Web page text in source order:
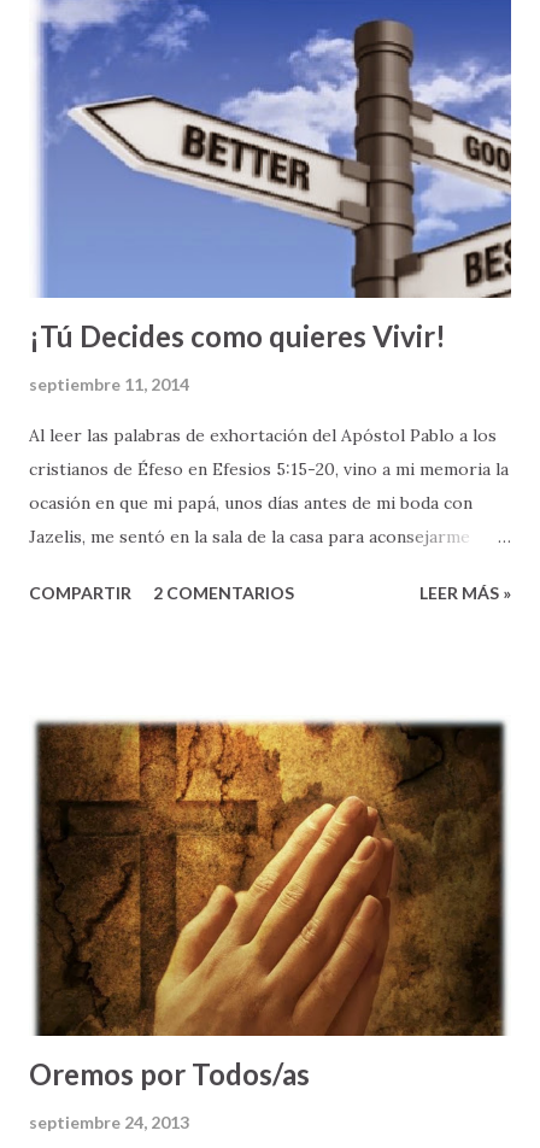
equipo, no lo pueden hacer bien – lo más seguro pierden.
Un momento crucial en las carreras de relevo es cuando los
corredores se pasan el batón de uno al otro para continuar
avanzando en la carrera. Si el batón no se pasa bien, el
equipo se atrasa. Si el batón se cae, lo más seguro la
carrera se pierde. Pero, si en el momento del pase de batón
todo sale bien – lo más seguro el fluir de la carrera será
¡Tú Decides como quieres Vivir!
septiembre 11, 2014
Al leer las palabras de exhortación del Apóstol Pablo a los
cristianos de Éfeso en Efesios 5:15-20, vino a mi memoria la
ocasión en que mi papá, unos días antes de mi boda con
Jazelis, me sentó en la sala de la casa para aconsejarme
Mi papá, como si hubiera leído este pasaje de la Biblia, me
adulto, como esposo, y eventualmente padre, yo tendría
muchas decisiones que tomar, muchas situaciones difíciles
que enfrentar - y MUCHAS COSAS QUE EVITAR. El me dijo:
"Siempre, piensa las cosas antes de actuar - pues tendrás
que vivir con las consecuencias de tus decisiones; se
diligente, no dejes para mañana el bien que sabes hay que
hacer hoy; y vive moderadamente, procurando un estilo de
vida saludable" . Al finalizar su corto momento de
enseñanza, recuer...
COMPARTIR 2 COMENTARIOS LEER MÁS »
Oremos por Todos/as
septiembre 24, 2013